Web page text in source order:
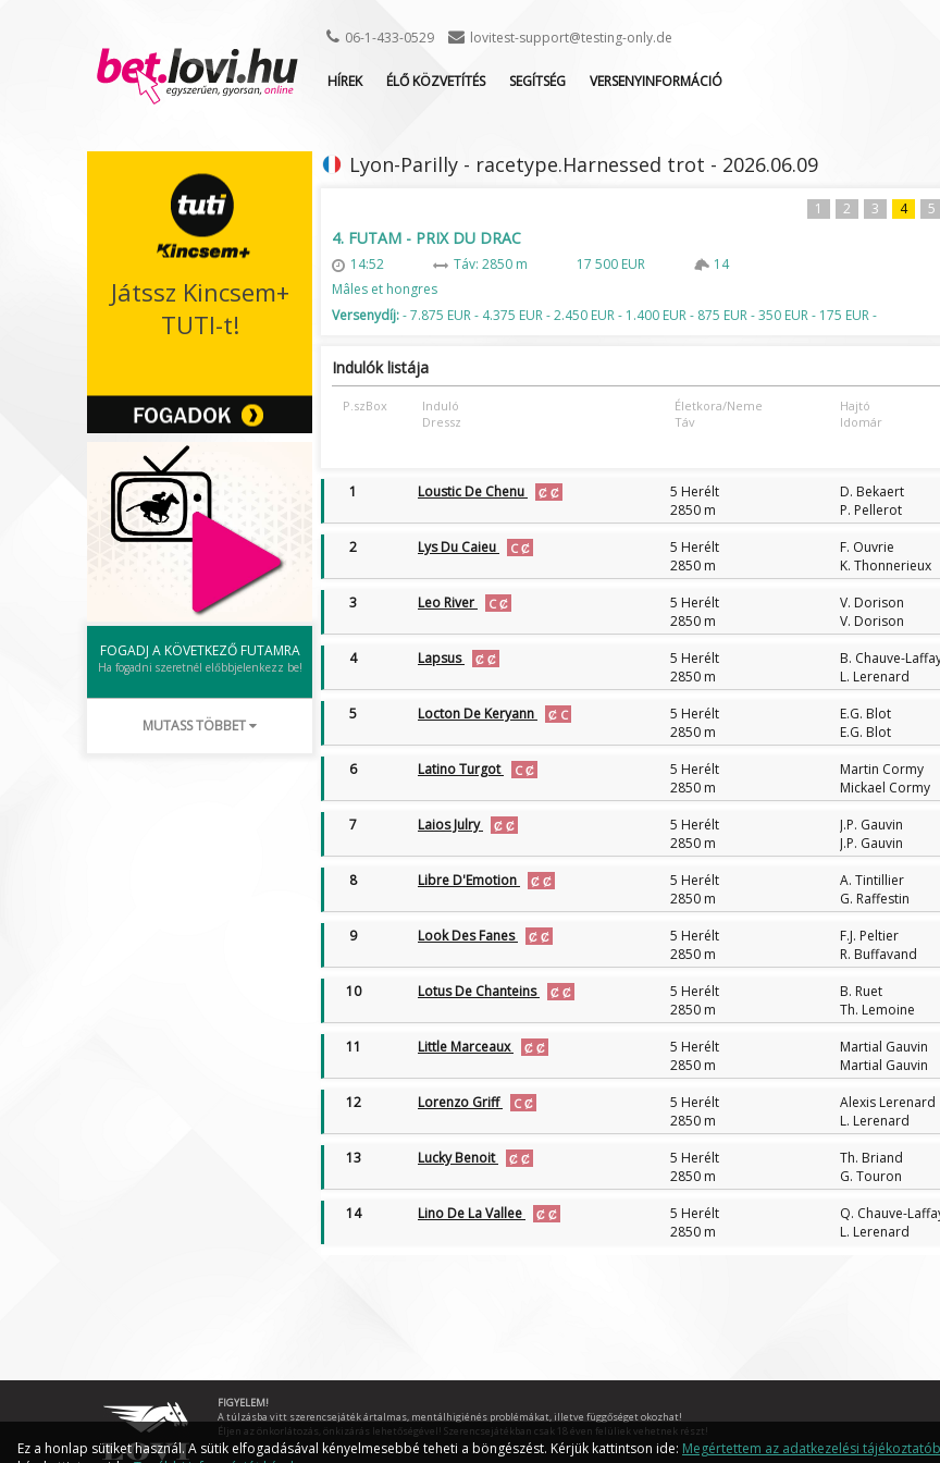
06-1-433-0529 lovitest-support@testing-only.de
HÍREK ÉLŐ KÖZVETÍTÉS
SEGÍTSÉG
BV-TEST
VERSENYINFORMÁCIÓ
LEJELENTETTEK LISTÁJA
Játssz Kincsem+
TUTI-t!
FOGADJ A KÖVETKEZŐ FUTAMRA
Ha fogadni szeretnél előbbjelenkezz be!
MUTASS TÖBBET
Lyon-Parilly - racetype.Harnessed trot - 2026.06.09
1 2 3 4 5
4. FUTAM - PRIX DU DRAC
14:52 Táv: 2850 m 17 500 EUR
14
Mâles et hongres
Versenydíj:- 7.875 EUR - 4.375 EUR - 2.450 EUR - 1.400 EUR - 875 EUR - 350 EUR - 175 EUR -
Indulók listája
P.szBox
Induló
Dressz
Életkora/Neme
Táv
Hajtó
Idomár
1 Loustic De Chenu
5 Herélt
2850 m
D. Bekaert
P. Pellerot
2 Lys Du Caieu
5 Herélt
2850 m
F. Ouvrie
K. Thonnerieux
3 Leo River
5 Herélt
2850 m
V. Dorison
V. Dorison
4 Lapsus
5 Herélt
2850 m
B. Chauve-
L. Lerenard
5 Locton De Keryann
5 Herélt
2850 m
E.G. Blot
E.G. Blot
6 Latino Turgot
5 Herélt
2850 m
Martin Cormy
Mickael Cormy
7 Laios Julry
5 Herélt
2850 m
J.P. Gauvin
J.P. Gauvin
8 Libre D'Emotion
5 Herélt
2850 m
A. Tintillier
G. Raffestin
9 Look Des Fanes
5 Herélt
2850 m
F.J. Peltier
R. Buffavand
10 Lotus De Chanteins
5 Herélt
2850 m
B. Ruet
Th. Lemoine
11 Little Marceaux
5 Herélt
2850 m
Martial Gauvin
Martial Gauvin
12 Lorenzo Griff
5 Herélt
2850 m
Alexis Lerenard
L. Lerenard
13 Lucky Benoit
5 Herélt
2850 m
Th. Briand
G. Touron
14 Lino De La Vallee
5 Herélt
2850 m
Q. Chauve-
L. Lerenard
FIGYELEM!
A túlzásba vitt szerencsejáték ártalmas, mentálhigiénés problémákat, illetve függőséget okozhat!
Éljen az önkorlátozás, önkizárás lehetőségével! Szerencsejátékban csak 18 éven felüliek vehetnek részt!
Ez a honlap sütiket használ. A sütik elfogadásával kényelmesebbé teheti a böngészést. Kérjük kattintson ide: Megértettem az adatkezelési